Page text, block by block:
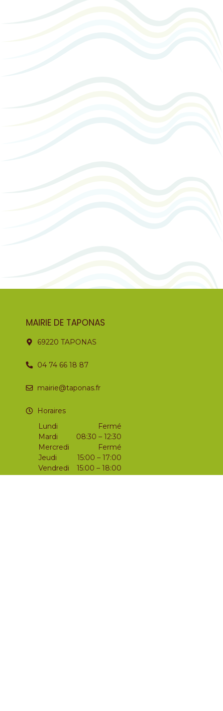
MAIRIE DE TAPONAS
69220 TAPONAS
04 74 66 18 87
mairie@taponas.fr
Horaires
Lundi
Mardi
Mercredi
Jeudi
Vendredi
Fermé
08:30 – 12:30
Fermé
15:00 – 17:00
15:00 – 18:00